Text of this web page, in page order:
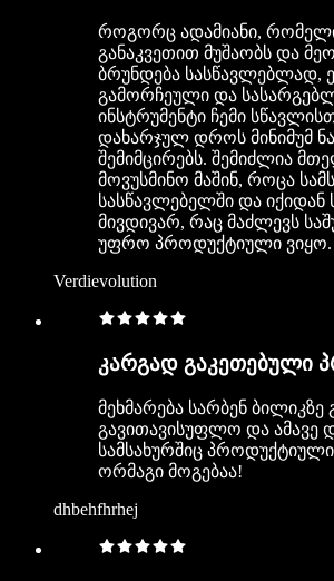
როგორც ადამიანი,
განაკვეთით მუშაობს და
ბრუნდება სასწავლებლად,
გამორჩეული და
ინსტრუმენტი ჩემი
დახარჯულ დროს მინიმუმ
შემიმცირებს. შემიძლია
მოვუსმინო მაშინ, როცა
სასწავლებელში და იქიდან
მივდივარ, რაც მაძლევს
უფრო პროდუქტიული ვიყო.
Verdievolution
კარგად გაკეთებული
მეხმარება სარბენ ბილიკზე
გავითავისუფლო და ამავე
სამსახურშიც
ორმაგი მოგებაა!
dhbehfhrhej